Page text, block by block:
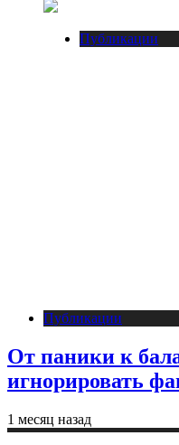
Публикации
Публикации
От паники к
игнорировать
1 месяц назад